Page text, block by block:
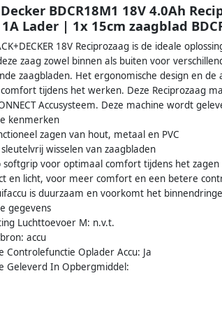
BDCR18M1 18V 4.0Ah
Lader | 1x 15cm zaagblad
18V Reciprozaag is de ideale
zaag zowel binnen als buiten voor
zaagbladen. Het ergonomische design en
tijdens het werken. Deze Reciprozaag
Accusysteem. Deze machine wordt
kenmerken
zagen van hout, metaal en PVC
wisselen van zaagbladen
softgrip voor optimaal comfort tijdens het zagen
en licht, voor meer comfort en een betere
is duurzaam en voorkomt het
gegevens
Luchttoevoer M: n.v.t.
accu
Controlefunctie Oplader Accu: Ja
Geleverd In Opbergmiddel: